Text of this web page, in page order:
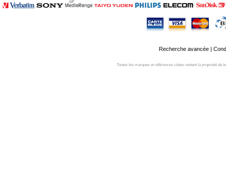
Recherche avancée|
Toutes les marques et références citées restent la propriété de